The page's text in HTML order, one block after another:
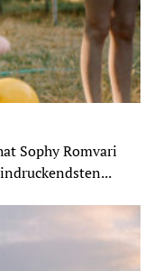
Sophy Romvari